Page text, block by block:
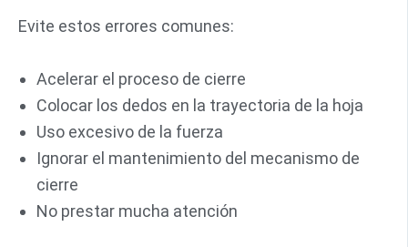
Evite estos errores comunes:
Acelerar el proceso de cierre
Colocar los dedos en la trayectoria de la hoja
Uso excesivo de la fuerza
Ignorar el mantenimiento del mecanismo de
cierre
No prestar mucha atención